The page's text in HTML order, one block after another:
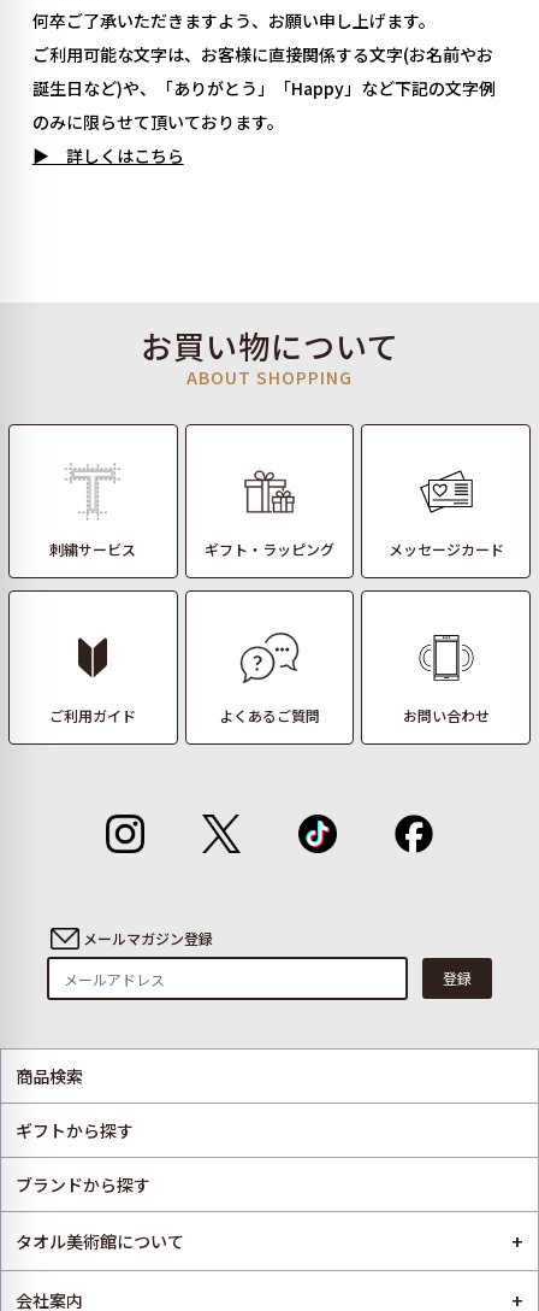
何卒ご了承いただきますよう、お願い申し上げます。
ご利用可能な文字は、お客様に直接関係する文字(お名前やお
誕生日など)や、「ありがとう」「Happy」など下記の文字例
のみに限らせて頂いております。
▶︎ 詳しくはこちら
お買い物について
ABOUT SHOPPING
刺繍サービス ギフト・ラッピング メッセージカード
ご利用ガイド よくあるご質問 お問い合わせ
メールマガジン登録
登録
商品検索
ギフトから探す
ブランドから探す
タオル美術館について +
会社案内 +